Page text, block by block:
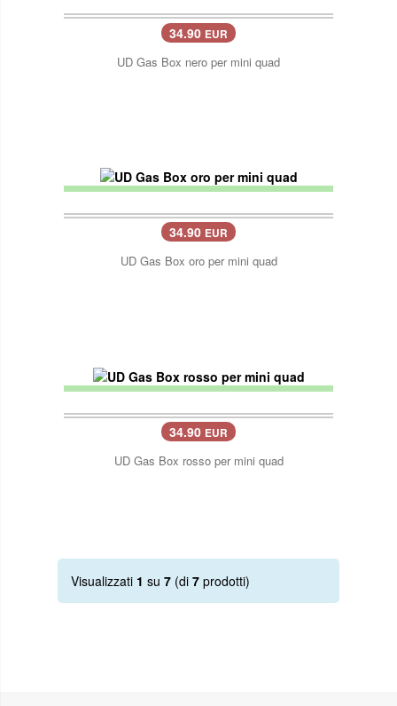
34.90 EUR
UD Gas Box nero per mini quad
34.90 EUR
UD Gas Box oro per mini quad
34.90 EUR
UD Gas Box rosso per mini quad
Visualizzati 1 su 7 (di 7 prodotti)